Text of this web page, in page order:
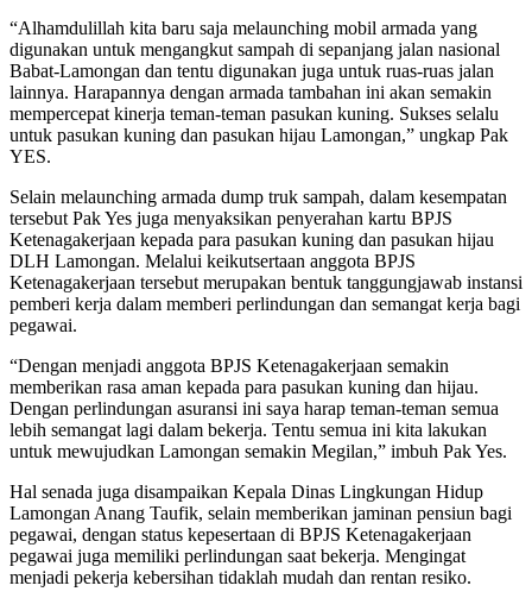
“Alhamdulillah kita baru saja melaunching mobil armada yang
digunakan untuk mengangkut sampah di sepanjang jalan nasional
Babat-Lamongan dan tentu digunakan juga untuk ruas-ruas jalan
lainnya. Harapannya dengan armada tambahan ini akan semakin
mempercepat kinerja teman-teman pasukan kuning. Sukses selalu
untuk pasukan kuning dan pasukan hijau Lamongan,” ungkap Pak
YES.
Selain melaunching armada dump truk sampah, dalam kesempatan
tersebut Pak Yes juga menyaksikan penyerahan kartu BPJS
Ketenagakerjaan kepada para pasukan kuning dan pasukan hijau
DLH Lamongan. Melalui keikutsertaan anggota BPJS
Ketenagakerjaan tersebut merupakan bentuk tanggungjawab instansi
pemberi kerja dalam memberi perlindungan dan semangat kerja bagi
pegawai.
“Dengan menjadi anggota BPJS Ketenagakerjaan semakin
memberikan rasa aman kepada para pasukan kuning dan hijau.
Dengan perlindungan asuransi ini saya harap teman-teman semua
lebih semangat lagi dalam bekerja. Tentu semua ini kita lakukan
untuk mewujudkan Lamongan semakin Megilan,” imbuh Pak Yes.
Hal senada juga disampaikan Kepala Dinas Lingkungan Hidup
Lamongan Anang Taufik, selain memberikan jaminan pensiun bagi
pegawai, dengan status kepesertaan di BPJS Ketenagakerjaan
pegawai juga memiliki perlindungan saat bekerja. Mengingat
menjadi pekerja kebersihan tidaklah mudah dan rentan resiko.